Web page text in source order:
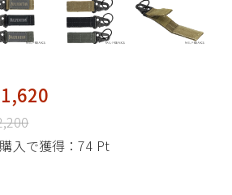
入で獲得：74 Pt